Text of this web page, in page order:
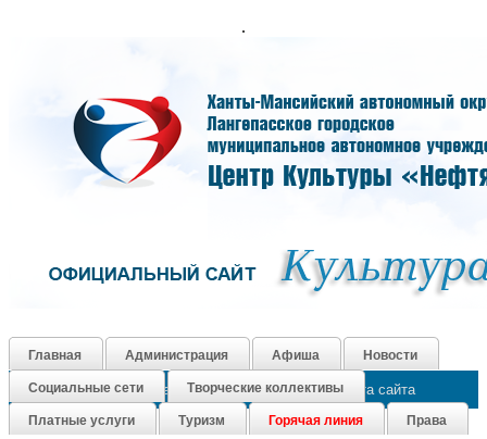
.
Главная
Как нас найти Контакты График работы Карта сайта
Администрация Афиша Новости
Социальные сети Творческие коллективы
Платные услуги Туризм Горячая линия Права